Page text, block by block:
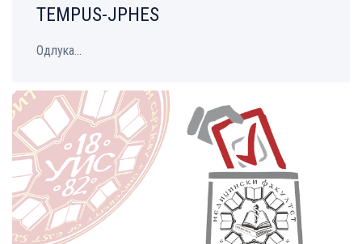
TEMPUS-JPHES
Одлука...